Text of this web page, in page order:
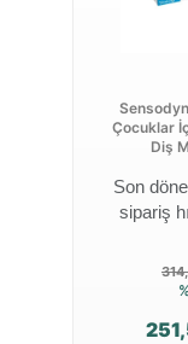
Çocuklar
Diş
Son
sipariş